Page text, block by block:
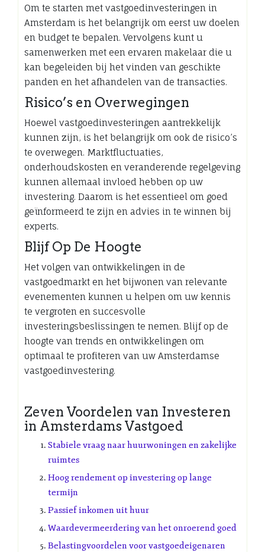
Om te starten met vastgoedinvesteringen in
Amsterdam is het belangrijk om eerst uw doelen
en budget te bepalen. Vervolgens kunt u
samenwerken met een ervaren makelaar die u
kan begeleiden bij het vinden van geschikte
panden en het afhandelen van de transacties.
Risico’s en Overwegingen
Hoewel vastgoedinvesteringen aantrekkelijk
kunnen zijn, is het belangrijk om ook de risico’s
te overwegen. Marktfluctuaties,
onderhoudskosten en veranderende regelgeving
kunnen allemaal invloed hebben op uw
investering. Daarom is het essentieel om goed
geïnformeerd te zijn en advies in te winnen bij
experts.
Blijf Op De Hoogte
Het volgen van ontwikkelingen in de
vastgoedmarkt en het bijwonen van relevante
evenementen kunnen u helpen om uw kennis
te vergroten en succesvolle
investeringsbeslissingen te nemen. Blijf op de
hoogte van trends en ontwikkelingen om
optimaal te profiteren van uw Amsterdamse
vastgoedinvestering.
Zeven Voordelen van Investeren
in Amsterdams Vastgoed
Stabiele vraag naar huurwoningen en zakelijke
ruimtes
Hoog rendement op investering op lange
termijn
Passief inkomen uit huur
Waardevermeerdering van het onroerend goed
Belastingvoordelen voor vastgoedeigenaren